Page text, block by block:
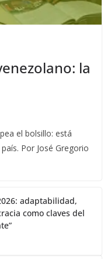
la
el bolsillo: está
Por José Gregorio
adaptabilidad,
como claves del